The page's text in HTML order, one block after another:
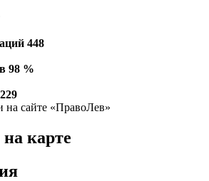
448
98 %
229
на сайте «ПравоЛев»
карте